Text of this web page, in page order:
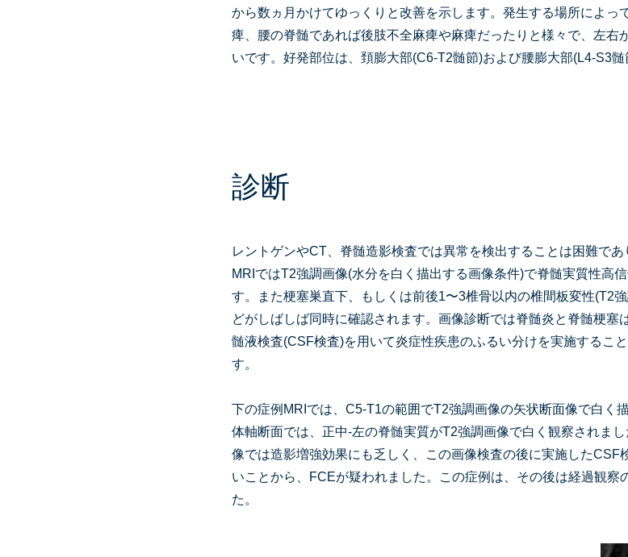
から数ヵ月かけてゆっくりと改善を示します。発生する場所によっ
痺、腰の脊髄であれば後肢不全麻痺や麻痺だったりと様々で、左右
いです。好発部位は、頚膨大部(C6-T2髄節)および腰膨大部(L4-S3髄
診断
レントゲンやCT、脊髄造影検査では異常を検出することは困難であ
MRIではT2強調画像(水分を白く描出する画像条件)で脊髄実質性高
す。また梗塞巣直下、もしくは前後1〜3椎骨以内の椎間板変性(T2
どがしばしば同時に確認されます。画像診断では脊髄炎と脊髄梗塞
髄液検査(CSF検査)を用いて炎症性疾患のふるい分けを実施するこ
す。
下の症例MRIでは、C5-T1の範囲でT2強調画像の矢状断面像で白く
体軸断面では、正中-左の脊髄実質がT2強調画像で白く観察されま
像では造影増強効果にも乏しく、この画像検査の後に実施したCSF
いことから、FCEが疑われました。この症例は、その後は経過観察
た。